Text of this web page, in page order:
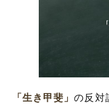
「生き甲斐」の反対